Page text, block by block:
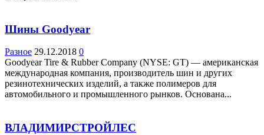
Шины Goodyear
Разное 29.12.2018 0
Goodyear Tire & Rubber Company (NYSE: GT) — американская
международная компания, производитель шин и других
резинотехнических изделий, а также полимеров для
автомобильного и промышленного рынков. Основана...
ВЛАДИМИРСТРОЙЛЕС